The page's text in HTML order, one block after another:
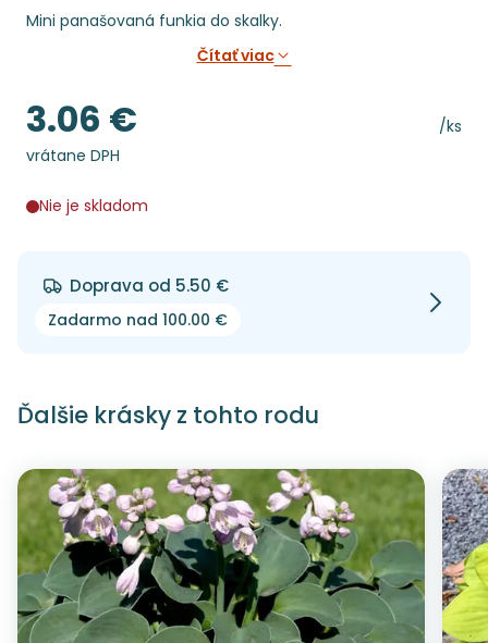
Mini panašovaná funkia do skalky.
Čítať viac
Cena
/ks
Cena
3.06 €
vrátane DPH
Nie je skladom
Doprava od 5.50 €
Zadarmo nad 100.00 €
Ďalšie krásky z tohto rodu